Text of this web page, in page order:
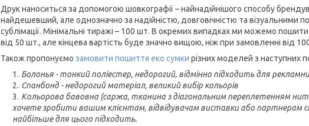
Друк наноситься за допомогою шовкографії – найнадійнішого способу
найдешевший, але однозначно за надійністю, довговічністю та візуальними
сублімації. Мінімальні тиражі – 100 шт. В окремих випадках ми можемо
від 50 шт., але кінцева вартість буде значно вищою, ніж при замовленні від
Також пропонуємо замовити пошиття еко сумки різних моделей з наступних
Болонья - тонкий поліестер, недорогий, відмінно підходить для
Спанбонд - недорогий матеріал, великий вибір кольорів
Кольорова бавовна (саржа, тканина з діагональним переплетенням
хочете зробити вашим клієнтам, відвідувачам виставки або партнерам
найбільше для цього підходить.